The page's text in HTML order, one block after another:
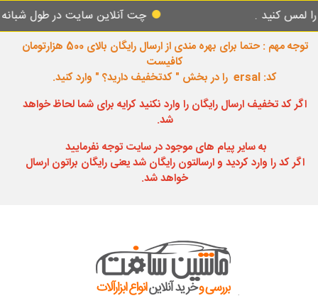
. چت آنلاین سایت در طول شبانه روز
توجه مهم : حتما برای بهره مندی از ارسال رایگان بالای 500 هزارتومان
کافیست
کد: ersal را در بخش " کدتخفیف دارید؟ " وارد کنید.
اگر کد تخفیف ارسال رایگان را وارد نکنید کرایه برای شما لحاظ خواهد
شد.
به سایر پیام های موجود در سایت توجه نفرمایید
اگر کد را وارد کردید و ارسالتون رایگان شد یعنی رایگان براتون ارسال
خواهد شد.